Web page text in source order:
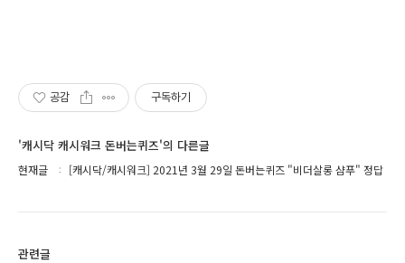
공감 구독하기
'캐시닥 캐시워크 돈버는퀴즈'의 다른글
현재글 [캐시닥/캐시워크] 2021년 3월 29일 돈버는퀴즈 "비더살롱 샴푸" 정답
관련글